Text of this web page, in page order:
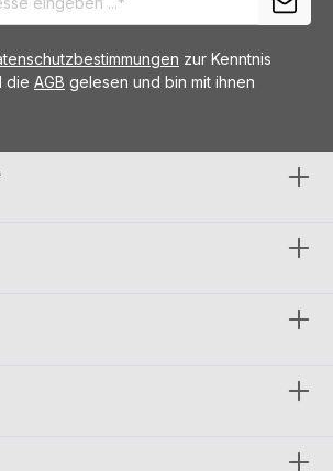
zur Kenntnis
die AGB gelesen und bin mit ihnen